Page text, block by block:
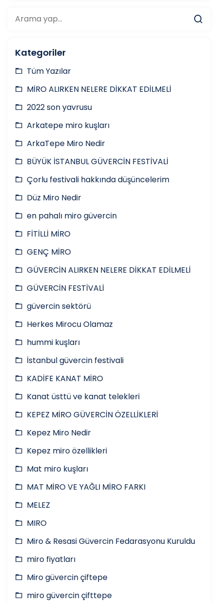
Kategoriler
Tüm Yazılar
MİRO ALIRKEN NELERE DİKKAT EDİLMELİ
2022 son yavrusu
Arkatepe miro kuşları
ArkaTepe Miro Nedir
BÜYÜK İSTANBUL GÜVERCİN FESTİVALİ
Çorlu festivali hakkında düşüncelerim
Düz Miro Nedir
en pahalı miro güvercin
FİTİLLİ MİRO
GENÇ MİRO
GÜVERCİN ALIRKEN NELERE DİKKAT EDİLMELİ
GÜVERCİN FESTİVALİ
güvercin sektörü
Herkes Mirocu Olamaz
hummi kuşları
İstanbul güvercin festivali
KADİFE KANAT MİRO
Kanat üsttü ve kanat telekleri
KEPEZ MİRO GÜVERCİN ÖZELLİKLERİ
Kepez Miro Nedir
Kepez miro özellikleri
Mat miro kuşları
MAT MİRO VE YAĞLI MİRO FARKI
MELEZ
MIRO
Miro & Resasi Güvercin Fedarasyonu Kuruldu
miro fiyatları
Miro güvercin çiftepe
miro güvercin çifttepe